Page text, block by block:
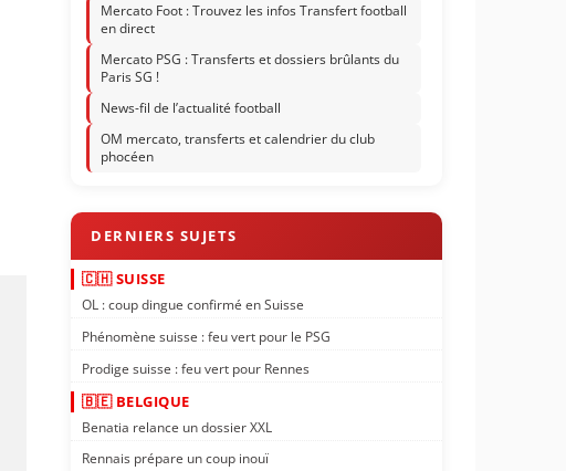
Mercato Foot : Trouvez les infos Transfert football
en direct
Mercato PSG : Transferts et dossiers brûlants du
Paris SG !
News-fil de l’actualité football
OM mercato, transferts et calendrier du club
phocéen
🇨🇭 SUISSE
OL : coup dingue confirmé en Suisse
Phénomène suisse : feu vert pour le PSG
Prodige suisse : feu vert pour Rennes
🇧🇪 BELGIQUE
Benatia relance un dossier XXL
Rennais prépare un coup inouï